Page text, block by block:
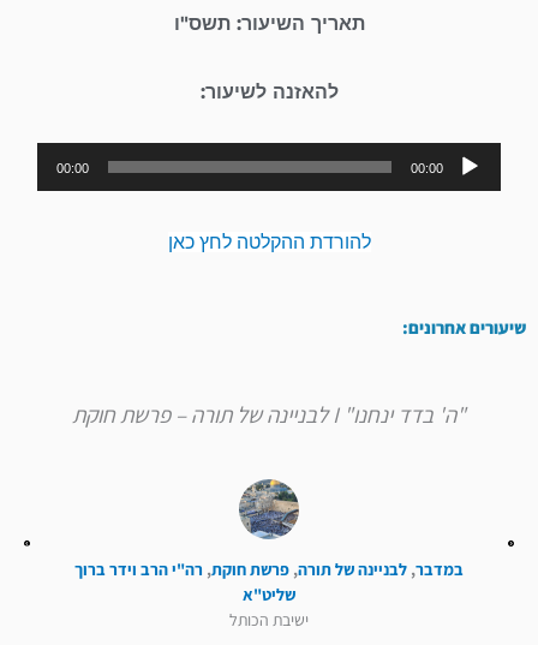
תאריך השיעור: תשס"ו
להאזנה לשיעור:
נגן
אודיו
00:00
00:00
להורדת ההקלטה לחץ כאן
שיעורים אחרונים:
"ה' בדד ינחנו" I לבניינה של תורה – פרשת חוקת
במדבר, לבניינה של תורה, פרשת חוקת, רה"י הרב וידר ברוך
שליט"א
ישיבת הכותל